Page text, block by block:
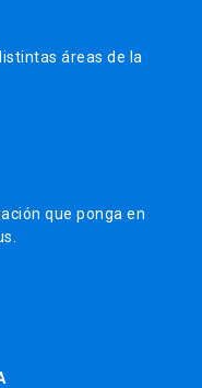
áreas de la
que ponga en